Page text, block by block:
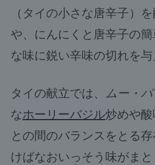
（タイの小さな唐辛子）
や、にんにくと唐辛子の
な味に鋭い辛味の切れを与
タイの献立では、 ムー・
なホーリーバジル炒めや
との間のバランスをとる
けばなおいっそう味がま